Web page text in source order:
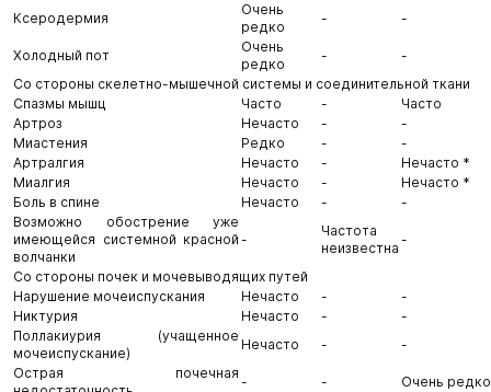
Ксеродермия
Очень
редко
- -
Холодный пот
Очень
редко
-
-
Со стороны скелетно-мышечной системы и соединительной ткани
Спазмы мышц
Часто -
Часто
Артроз
Нечасто -
-
Миастения
Редко -
-
Артралгия
Нечасто -
Нечасто *
Миалгия
Нечасто -
Нечасто *
Боль в спине
Нечасто -
-
Возможно обострение уже
имеющейся системной красной
волчанки
-
Частота
неизвестна
-
Со стороны почек и мочевыводящих путей
Нарушение мочеиспускания
Нечасто -
-
Никтурия
Нечасто -
-
Поллакиурия (учащенное
мочеиспускание)
Нечасто -
-
Острая почечная
- -
Очень редко